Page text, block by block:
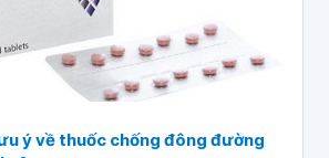
ý về thuốc chống đông đường